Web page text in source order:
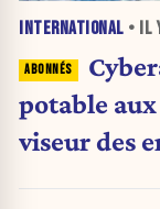
INTERNATIONAL • IL
potable
viseur des